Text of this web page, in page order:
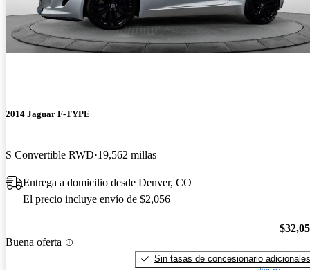
2014 Jaguar F-TYPE
S Convertible RWD 19,562 millas
Entrega a domicilio desde Denver, CO
El precio incluye envío de $2,056
Buena oferta
Sin tasas de concesionario adicionales